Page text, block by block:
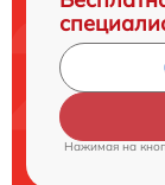
Нажимая на